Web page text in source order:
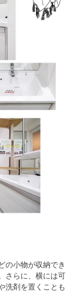
の小物が収納でき
さらに、横には可
洗剤を置くことも